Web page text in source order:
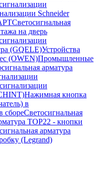
Schneider
Светосигнальная
на дверь
(GQELE)Устройства
(OWEN)Промышленные
арматура
Нажимная кнопка
в
сбореСветосигнальная
TOP22 - кнопки
арматура
(Legrand)